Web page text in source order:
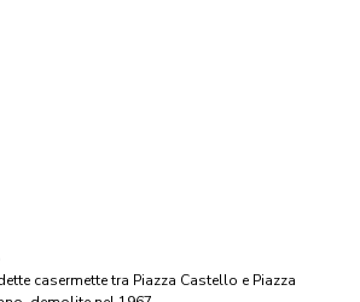
casermette tra Piazza Castello e Piazza